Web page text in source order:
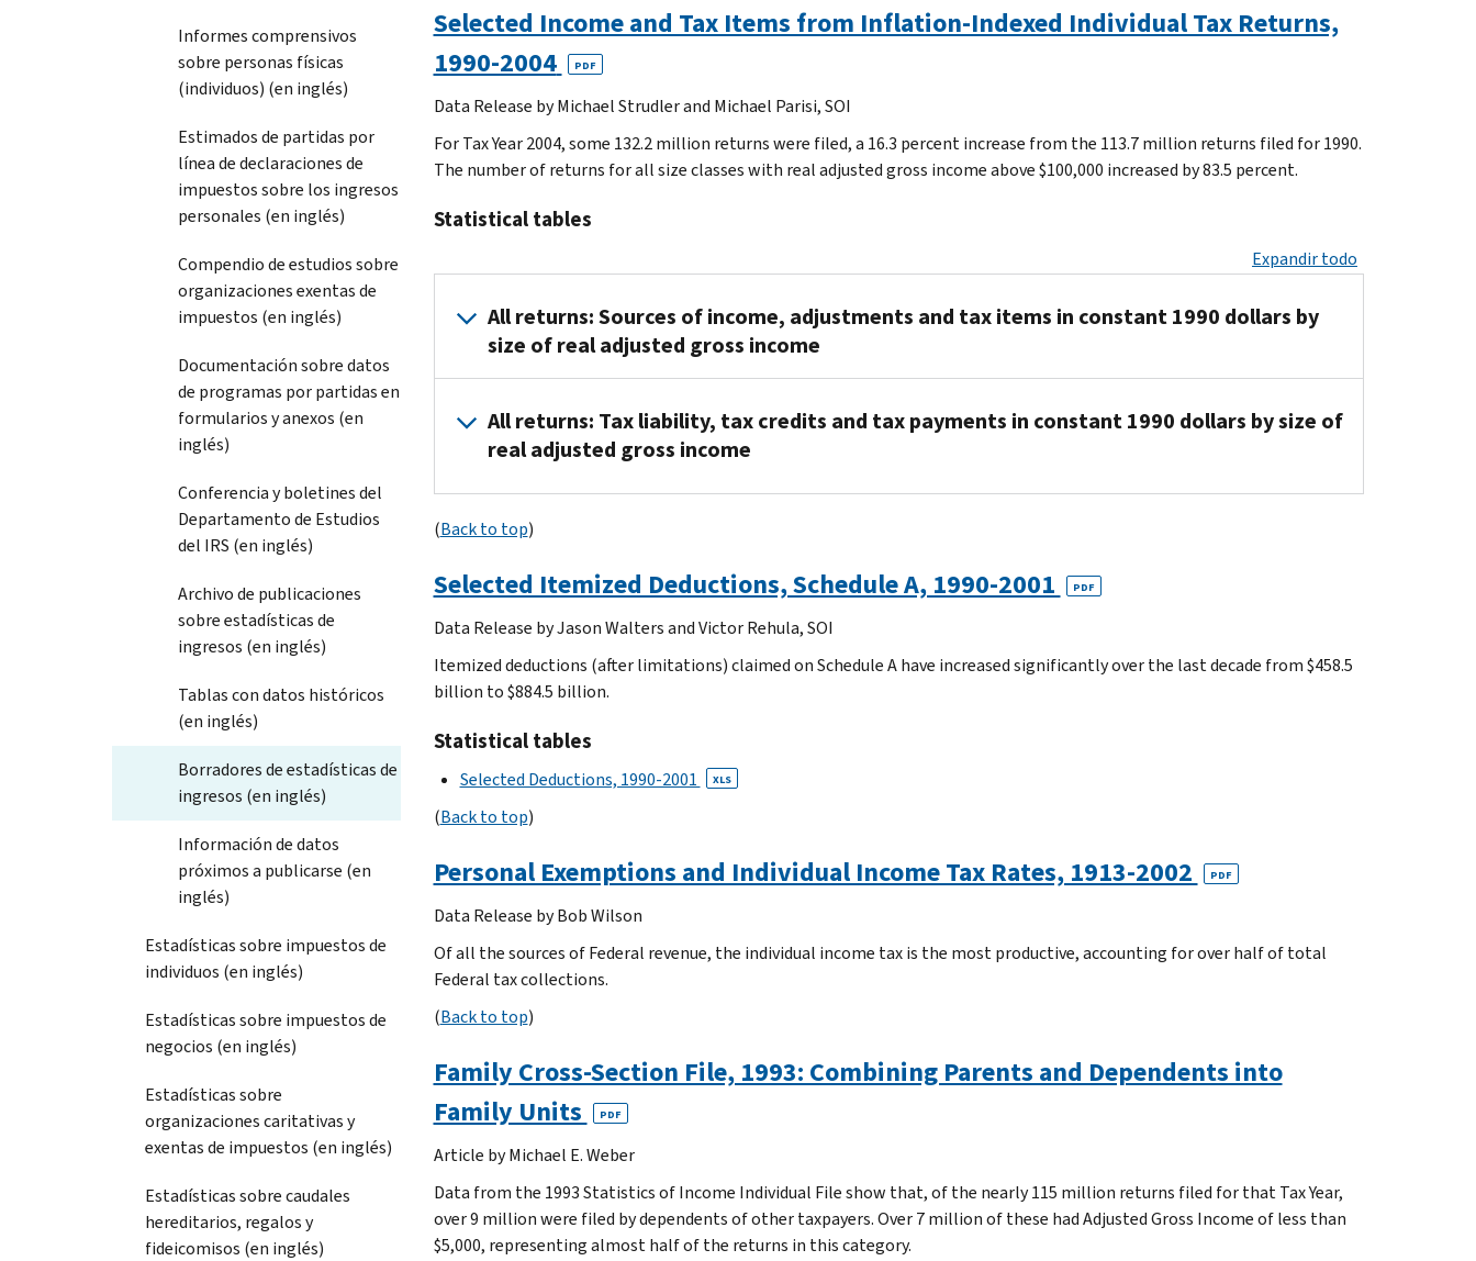
Informes comprensivos
sobre personas físicas
(individuos) (en inglés)
Estimados de partidas por
línea de declaraciones de
impuestos sobre los ingresos
personales (en inglés)
Compendio de estudios sobre
organizaciones exentas de
impuestos (en inglés)
Documentación sobre datos
de programas por partidas en
formularios y anexos (en
inglés)
Conferencia y boletines del
Departamento de Estudios
del IRS (en inglés)
Archivo de publicaciones
sobre estadísticas de
ingresos (en inglés)
Tablas con datos históricos
(en inglés)
Borradores de estadísticas de
ingresos (en inglés)
Información de datos
próximos a publicarse (en
inglés)
Estadísticas sobre impuestos de
individuos (en inglés)
Estadísticas sobre impuestos de
negocios (en inglés)
Estadísticas sobre
organizaciones caritativas y
exentas de impuestos (en inglés)
Estadísticas sobre caudales
hereditarios, regalos y
fideicomisos (en inglés)
Selected Income and Tax Items from Inflation-Indexed Individual Tax Returns,
1990-2004
PDF
Data Release by Michael Strudler and Michael Parisi, SOI
For Tax Year 2004, some 132.2 million returns were filed, a 16.3 percent increase from the 113.7 million returns filed for 1990.
The number of returns for all size classes with real adjusted gross income above $100,000 increased by 83.5 percent.
Statistical tables
Expandir todo
All returns: Sources of income, adjustments and tax items in constant 1990 dollars by
size of real adjusted gross income
XLS
2003
XLS
XLS
1999
XLS
XLS
1997
1996
1995
1994
XLS
1993
XLS
XLS
1991
XLS
All returns: Tax liability, tax credits and tax payments in constant 1990 dollars by size of
real adjusted gross income
XLS
XLS
XLS
2001
XLS
XLS
1999
1998
1997
1996
XLS
1995
XLS
1994
1993
XLS
XLS
1991
XLS
1990
(Back to top)
Selected Itemized Deductions, Schedule A, 1990-2001 PDF
Data Release by Jason Walters and Victor Rehula, SOI
Itemized deductions (after limitations) claimed on Schedule A have increased significantly over the last decade from $458.5
billion to $884.5 billion.
Statistical tables
Selected Deductions, 1990-2001 XLS
(Back to top)
Personal Exemptions and Individual Income Tax Rates, 1913-2002 PDF
Data Release by Bob Wilson
Of all the sources of Federal revenue, the individual income tax is the most productive, accounting for over half of total
Federal tax collections.
(Back to top)
Family Cross-Section File, 1993: Combining Parents and Dependents into
Family Units
PDF
Article by Michael E. Weber
Data from the 1993 Statistics of Income Individual File show that, of the nearly 115 million returns filed for that Tax Year,
over 9 million were filed by dependents of other taxpayers. Over 7 million of these had Adjusted Gross Income of less than
$5,000, representing almost half of the returns in this category.